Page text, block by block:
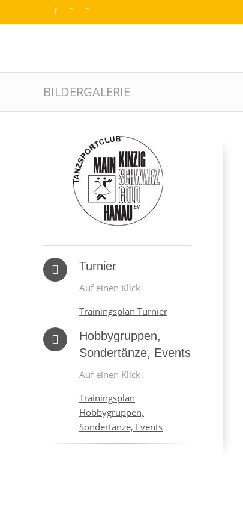
BILDERGALERIE
Turnier
Auf einen Klick
Trainingsplan Turnier
Hobbygruppen,
Sondertänze, Events
Auf einen Klick
Trainingsplan
Hobbygruppen,
Sondertänze, Events